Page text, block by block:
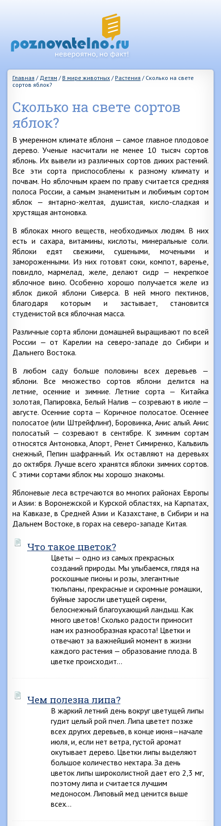
Главная / Детям / В мире животных / Растения / Сколько на свете
сортов яблок?
Сколько на свете сортов
яблок?
В умеренном климате яблоня — самое главное плодовое
дерево. Ученые насчитали не менее 10 тысяч сортов
яблонь. Их вывели из различных сортов диких растений.
Все эти сорта приспособлены к разному климату и
почвам. Но яблочным краем по праву считается средняя
полоса России, а самым знаменитым и любимым сортом
яблок — янтарно-желтая, душистая, кисло-сладкая и
хрустящая антоновка.
В яблоках много веществ, необходимых людям. В них
есть и сахара, витамины, кислоты, минеральные соли.
Яблоки едят свежими, сушеными, мочеными и
замороженными. Из них готовят соки, компот, варенье,
повидло, мармелад, желе, делают сидр — некрепкое
яблочное вино. Особенно хорошо получается желе из
яблок дикой яблони Сиверса. В ней много пектинов,
благодаря которым и застывает, становится
студенистой вся яблочная масса.
Различные сорта яблони домашней выращивают по всей
России — от Карелии на северо-западе до Сибири и
Дальнего Востока.
В любом саду больше половины всех деревьев —
яблони. Все множество сортов яблони делится на
летние, осенние и зимние. Летние сорта — Китайка
золотая, Папировка, Белый Налив — созревают в июле —
августе. Осенние сорта — Коричное полосатое. Осеннее
полосатое (или Штрейфлинг), Боровинка, Анис алый. Анис
полосатый — созревают в сентябре. К зимним сортам
относятся Антоновка, Апорт, Ренет Симиренко, Кальвиль
снежный, Пепин шафранный. Их оставляют на деревьях
до октября. Лучше всего хранятся яблоки зимних сортов.
С этими сортами яблок мы хорошо знакомы.
Яблоневые леса встречаются во многих районах Европы
и Азии: в Воронежской и Курской областях, на Карпатах,
на Кавказе, в Средней Азии и Казахстане, в Сибири и на
Дальнем Востоке, в горах на северо-западе Китая.
Что такое цветок?
Цветы — одно из самых прекрасных
созданий природы. Мы улыбаемся, глядя на
роскошные пионы и розы, элегантные
тюльпаны, прекрасные и скромные ромашки,
буйные заросли цветущей сирени,
белоснежный благоухающий ландыш. Как
много цветов! Сколько радости приносит
нам их разнообразная красота! Цветки и
отвечают за важнейший момент в жизни
каждого растения — образование плода. В
цветке происходит…
Чем полезна липа?
В жаркий летний день вокруг цветущей липы
гудит целый рой пчел. Липа цветет позже
всех других деревьев, в конце июня—начале
июля, и, если нет ветра, густой аромат
окутывает дерево. Цветки липы выделяют
большое количество нектара. За день
цветок липы широколистной дает его 2,3 мг,
поэтому липа и считается лучшим
медоносом. Липовый мед ценится выше
всех…